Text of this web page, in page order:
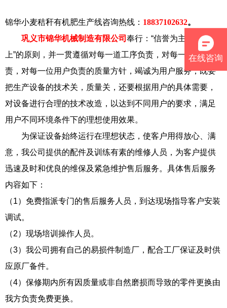
锦华小麦秸秆有机肥生产线咨询热线： 18837102632。
巩义市锦华机械制造有限公司 奉行：“信誉为主，用户至
上”的原则，并一贯遵循对每一道工序负责，对每一台产品负
责，对每一位用户负责的质量方针，竭诚为用户服务，既要
把生产设备的技术关，质量关，还要根据用户的具体需要，
对设备进行合理的技术改造，以达到不同用户的要求，满足
用户不同环境条件下的理想使用效果。
为保证设备始终运行在理想状态，使客户用得放心、满
意，我公司提供的配件及训练有素的维修人员，为客户提供
迅速及时和优良的维保及紧急维护售后服务。具体售后服务
内容如下：
（1）免费指派专门的售后服务人员，到达现场指导客户安装
调试。
（2）现场培训操作人员。
（3）我公司拥有自己的易损件制造厂，配合工厂保证及时供
应原厂备件。
（4）保修期内所有因质量或非自然磨损而导致的零件更换由
我方负责免费更换。
在线咨询